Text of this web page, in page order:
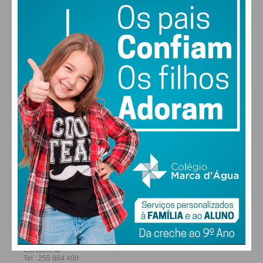
condições
23 °
SÁB
26
DOM
29
SEG
30
TER
ALTERAR
FARMACIAS DE SERVIÇO EM PAÇOS DE
FERREIRA